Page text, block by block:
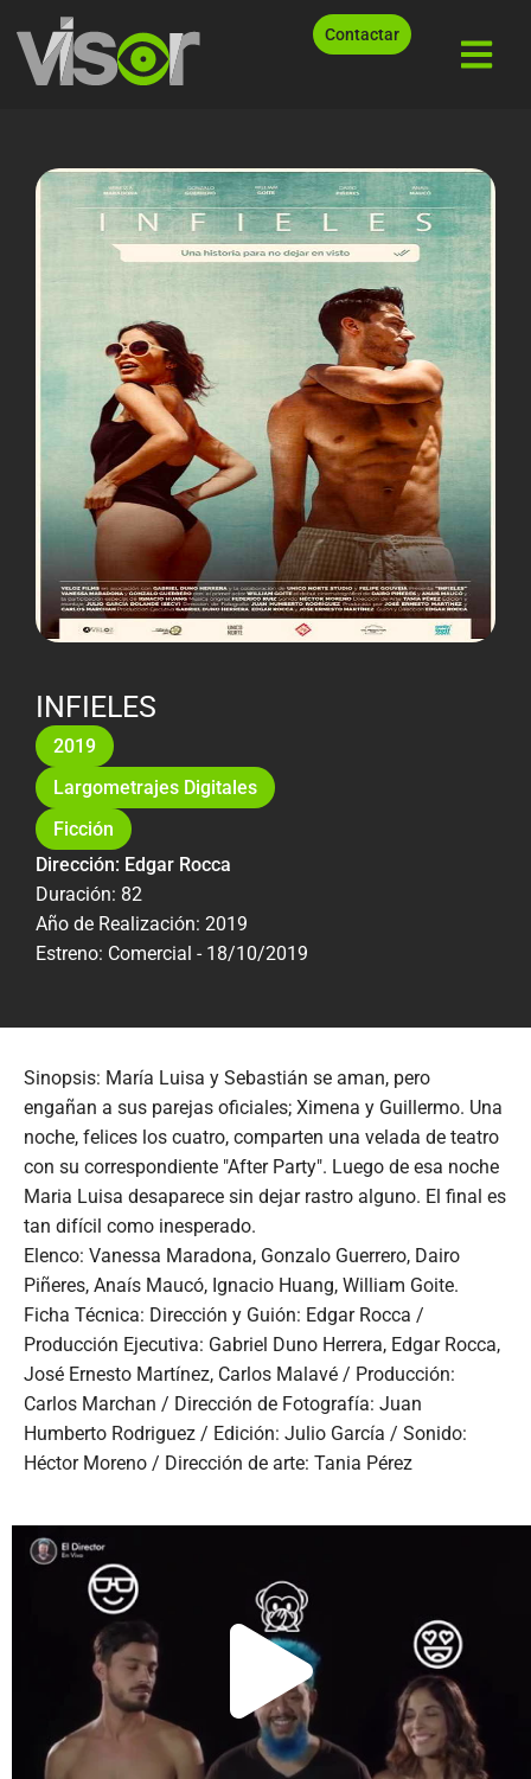
Contactar
INFIELES
2019
Largometrajes Digitales
Ficción
Dirección: Edgar Rocca
Duración: 82
Año de Realización: 2019
Estreno: Comercial - 18/10/2019
Sinopsis: María Luisa y Sebastián se aman, pero
engañan a sus parejas oficiales; Ximena y Guillermo. Una
noche, felices los cuatro, comparten una velada de teatro
con su correspondiente "After Party". Luego de esa noche
Maria Luisa desaparece sin dejar rastro alguno. El final es
tan difícil como inesperado.
Elenco: Vanessa Maradona, Gonzalo Guerrero, Dairo
Piñeres, Anaís Maucó, Ignacio Huang, William Goite.
Ficha Técnica: Dirección y Guión: Edgar Rocca /
Producción Ejecutiva: Gabriel Duno Herrera, Edgar Rocca,
José Ernesto Martínez, Carlos Malavé / Producción:
Carlos Marchan / Dirección de Fotografía: Juan
Humberto Rodriguez / Edición: Julio García / Sonido:
Héctor Moreno / Dirección de arte: Tania Pérez